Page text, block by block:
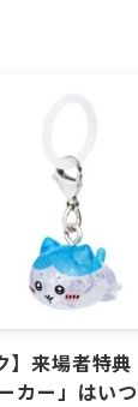
】来場者特
カー」はい